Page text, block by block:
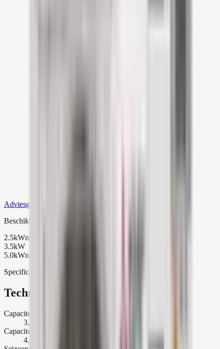
Adviesgesprek
Beschikbare capaciteit
2.5kWniet beschikbaar
3.5kW
5.0kWniet beschikbaar
Specificaties
Technische details
Capaciteit koelen
3,5 kW
Capaciteit verwarmen
4,0 kW